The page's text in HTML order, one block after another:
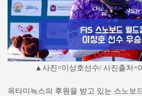
▲사진=이상호선수/ 사진출처=
옥타미녹스의 후원을 받고 있는 스노보